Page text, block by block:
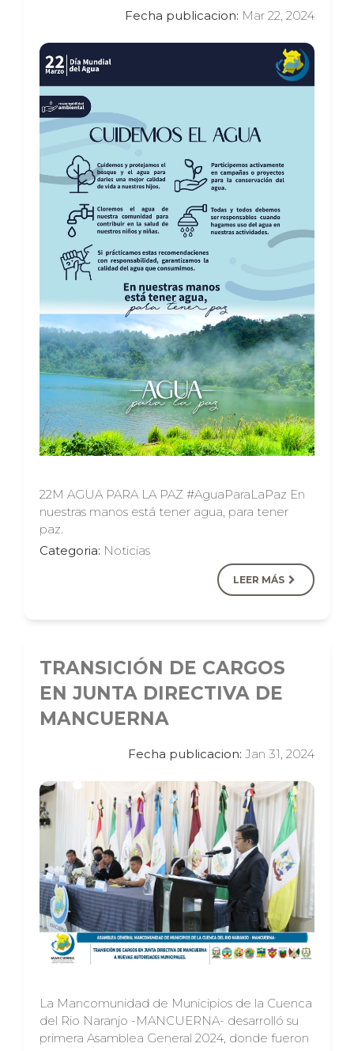
Fecha publicacion: Mar 22, 2024
22M AGUA PARA LA PAZ #AguaParaLaPaz En
nuestras manos está tener agua, para tener
paz.
Categoria: Noticias
LEER MÁS
TRANSICIÓN DE CARGOS
EN JUNTA DIRECTIVA DE
MANCUERNA
Fecha publicacion: Jan 31, 2024
La Mancomunidad de Municipios de la Cuenca
del Rio Naranjo -MANCUERNA- desarrolló su
primera Asamblea General 2024, donde fueron